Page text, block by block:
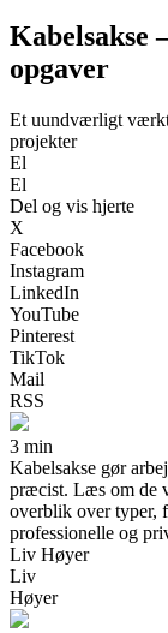
Kabelsakse
opgaver
Et uundværligt
projekter
El
El
Del og vis hjerte
X
Facebook
Instagram
LinkedIn
YouTube
Pinterest
TikTok
Mail
RSS
3 min
Kabelsakse gør
præcist. Læs om de
overblik over typer,
professionelle og
Liv Høyer
Liv
Høyer